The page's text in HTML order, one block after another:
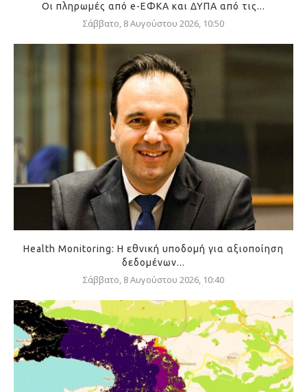
Οι πληρωμές από e-ΕΦΚΑ και ΔΥΠΑ από τις...
Σάββατο, 8 Αυγούστου 2026, 10:50
Health Monitoring: Η εθνική υποδομή για αξιοποίηση
δεδομένων...
Σάββατο, 8 Αυγούστου 2026, 10:40